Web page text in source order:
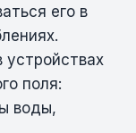
его в
поля:
воды,